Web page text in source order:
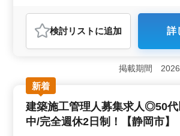
おすすめポイント
＜即日勤務可能な建築施工管理＞ 建築
持つ50代以上の方を歓迎する案件です
入力や各種資料の出力作業、文書管理な
中心です。静岡市葵区太田町に位置し
アクセスも便利です。 ＜充実した給
＞ 年収400万円〜600万円の魅力的な給
勤手当は全額支給されます。福利厚生も
用・労災・健康・厚生などが完備されて
に、資格手当などの手当もあり、働きな
検討リスト に追加 詳
掲載期間
新着
建築施工管理人募集求人◎50代
中/完全週休2日制！【静岡市】